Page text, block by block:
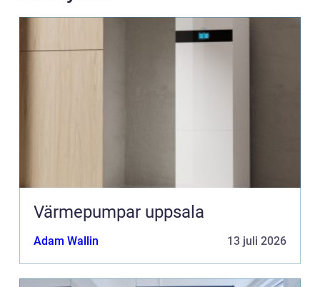
Värmepumpar uppsala
Adam Wallin 13 juli 2026